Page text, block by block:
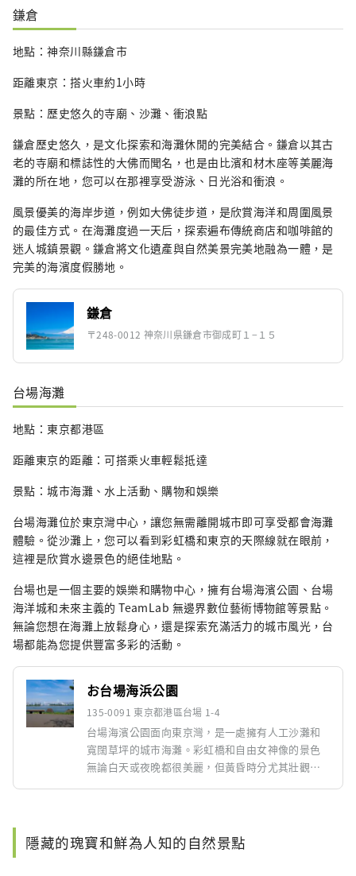
鎌倉
地點：神奈川縣鎌倉市
距離東京：搭火車約1小時
景點：歷史悠久的寺廟、沙灘、衝浪點
鎌倉歷史悠久，是文化探索和海灘休閒的完美結合。鎌倉以其古
老的寺廟和標誌性的大佛而聞名，也是由比濱和材木座等美麗海
灘的所在地，您可以在那裡享受游泳、日光浴和衝浪。
風景優美的海岸步道，例如大佛徒步道，是欣賞海洋和周圍風景
的最佳方式。在海灘度過一天后，探索遍布傳統商店和咖啡館的
迷人城鎮景觀。鎌倉將文化遺產與自然美景完美地融為一體，是
完美的海濱度假勝地。
鎌倉
〒248-0012 神奈川県鎌倉市御成町１−１５
台場海灘
地點：東京都港區
距離東京的距離：可搭乘火車輕鬆抵達
景點：城市海灘、水上活動、購物和娛樂
台場海灘位於東京灣中心，讓您無需離開城市即可享受都會海灘
體驗。從沙灘上，您可以看到彩虹橋和東京的天際線就在眼前，
這裡是欣賞水邊景色的絕佳地點。
台場也是一個主要的娛樂和購物中心，擁有台場海濱公園、台場
海洋城和未來主義的 TeamLab 無邊界數位藝術博物館等景點。
無論您想在海灘上放鬆身心，還是探索充滿活力的城市風光，台
場都能為您提供豐富多彩的活動。
お台場海浜公園
135-0091 東京都港區台場 1-4
台場海濱公園面向東京灣，是一處擁有人工沙灘和
寬闊草坪的城市海灘。彩虹橋和自由女神像的景色
無論白天或夜晚都很美麗，但黃昏時分尤其壯觀。
照。 （圖片來源：AC）
隱藏的瑰寶和鮮為人知的自然景點